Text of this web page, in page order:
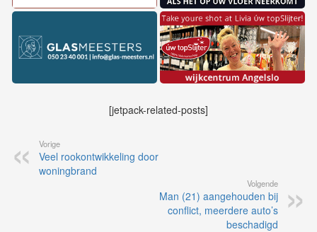
[jetpack-related-posts]
Vorige
Veel rookontwikkeling door
woningbrand
Volgende
Man (21) aangehouden bij
conflict, meerdere auto’s
beschadigd